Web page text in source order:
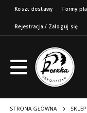
Koszt dostawy Formy
Rejestracja / Zaloguj się
STRONA GŁÓWNA
SKLEP